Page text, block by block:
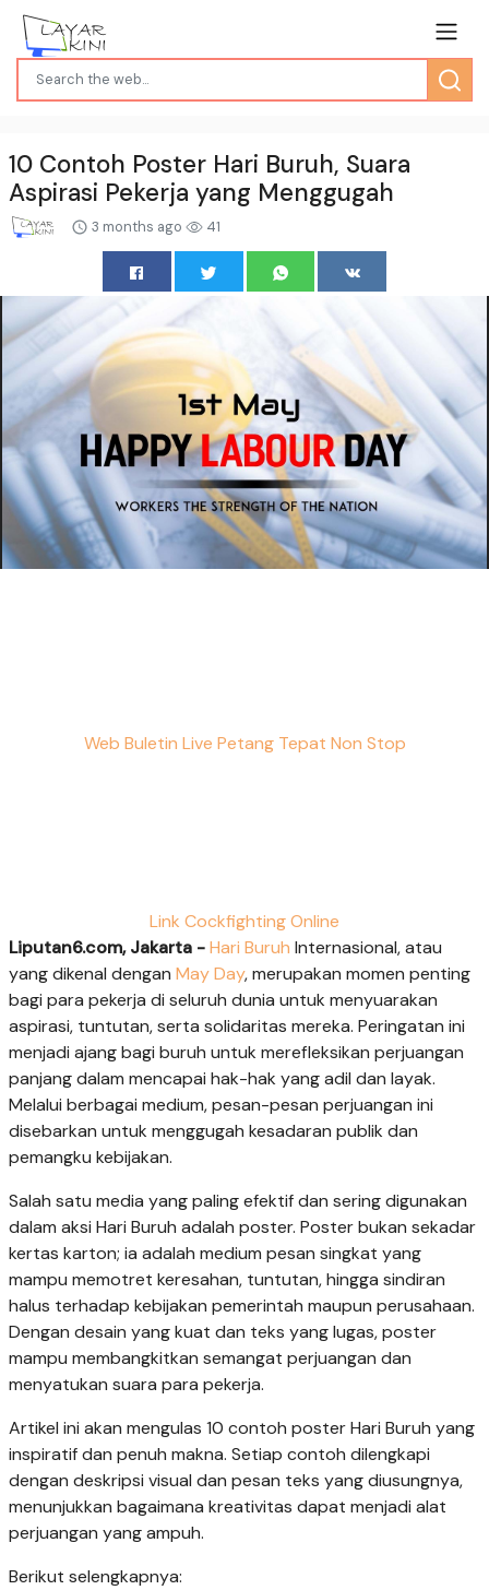
10 Contoh Poster Hari Buruh, Suara
Aspirasi Pekerja yang Menggugah
3 months ago 41
Web Buletin Live Petang Tepat Non Stop
Link Cockfighting Online
Liputan6.com, Jakarta -Hari Buruh Internasional, atau
yang dikenal dengan May Day, merupakan momen penting
bagi para pekerja di seluruh dunia untuk menyuarakan
aspirasi, tuntutan, serta solidaritas mereka. Peringatan ini
menjadi ajang bagi buruh untuk merefleksikan perjuangan
panjang dalam mencapai hak-hak yang adil dan layak.
Melalui berbagai medium, pesan-pesan perjuangan ini
disebarkan untuk menggugah kesadaran publik dan
pemangku kebijakan.
Salah satu media yang paling efektif dan sering digunakan
dalam aksi Hari Buruh adalah poster. Poster bukan sekadar
kertas karton; ia adalah medium pesan singkat yang
mampu memotret keresahan, tuntutan, hingga sindiran
halus terhadap kebijakan pemerintah maupun perusahaan.
Dengan desain yang kuat dan teks yang lugas, poster
mampu membangkitkan semangat perjuangan dan
menyatukan suara para pekerja.
Artikel ini akan mengulas 10 contoh poster Hari Buruh yang
inspiratif dan penuh makna. Setiap contoh dilengkapi
dengan deskripsi visual dan pesan teks yang diusungnya,
menunjukkan bagaimana kreativitas dapat menjadi alat
perjuangan yang ampuh.
Berikut selengkapnya: